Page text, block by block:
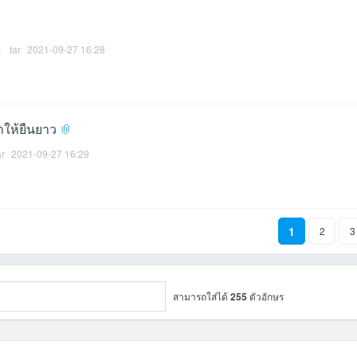
tar 2021-09-27 16:28
ห้ยืนยาว
2021-09-27 16:29
1 2 3
สามารถใส่ได้255 ตัวอักษร